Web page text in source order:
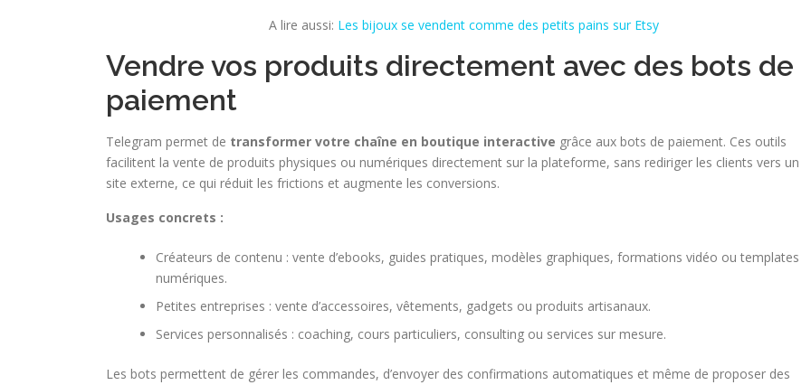
A lire aussi: Les bijoux se vendent comme des petits pains sur Etsy
Vendre vos produits directement avec des bots de
paiement
Telegram permet de transformer votre chaîne en boutique interactive grâce aux bots de paiement. Ces outils
facilitent la vente de produits physiques ou numériques directement sur la plateforme, sans rediriger les clients vers un
site externe, ce qui réduit les frictions et augmente les conversions.
Usages concrets :
Créateurs de contenu : vente d’ebooks, guides pratiques, modèles graphiques, formations vidéo ou templates
numériques.
Petites entreprises : vente d’accessoires, vêtements, gadgets ou produits artisanaux.
Services personnalisés : coaching, cours particuliers, consulting ou services sur mesure.
Les bots permettent de gérer les commandes, d’envoyer des confirmations automatiques et même de proposer des